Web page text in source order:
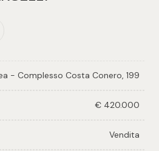
- Complesso Costa Conero, 199
€ 420.000
Vendita